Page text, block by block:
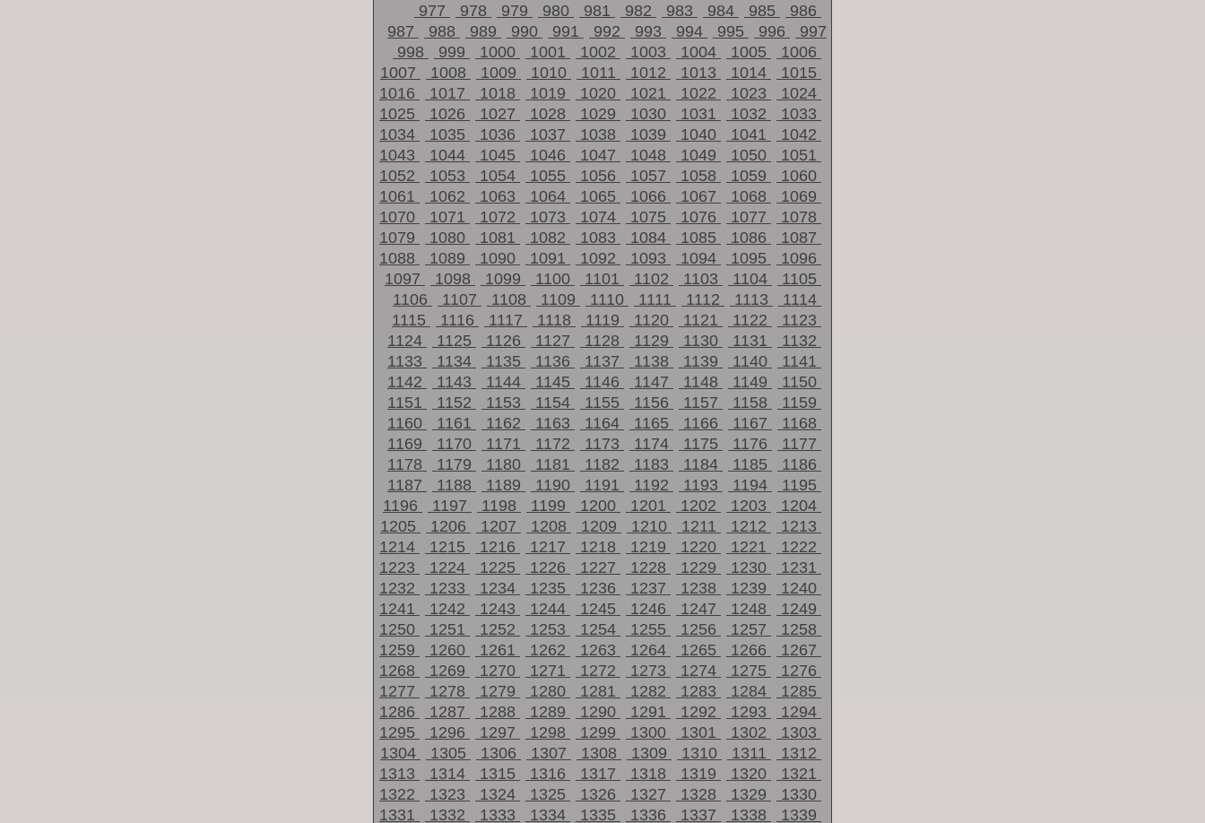
977
978 979 980 981 982 983 984 985
986
987
988 989 990 991 992 993 994 995 996
997
998
999 1000 1001 1002 1003 1004 1005
1006
1007
1008 1009 1010 1011 1012 1013 1014
1015
1016
1017 1018 1019 1020 1021 1022 1023
1024
1025
1026 1027 1028 1029 1030 1031 1032
1033
1034
1035 1036 1037 1038 1039 1040 1041
1042
1043
1044 1045 1046 1047 1048 1049 1050
1051
1052
1053 1054 1055 1056 1057 1058 1059
1060
1061
1062 1063 1064 1065 1066 1067 1068
1069
1070
1071 1072 1073 1074 1075 1076 1077
1078
1079
1080 1081 1082 1083 1084 1085 1086
1087
1088
1089 1090 1091 1092 1093 1094 1095
1096
1097
1098 1099 1100 1101 1102 1103 1104
1105
1106
1107 1108 1109 1110 1111 1112 1113
1114
1115
1116 1117 1118 1119 1120 1121 1122
1123
1124
1125 1126 1127 1128 1129 1130 1131
1132
1133
1134 1135 1136 1137 1138 1139 1140
1141
1142
1143 1144 1145 1146 1147 1148 1149
1150
1151
1152 1153 1154 1155 1156 1157 1158
1159
1160
1161 1162 1163 1164 1165 1166 1167
1168
1169
1170 1171 1172 1173 1174 1175 1176
1177
1178
1179 1180 1181 1182 1183 1184 1185
1186
1187
1188 1189 1190 1191 1192 1193 1194
1195
1196
1197 1198 1199 1200 1201 1202 1203
1204
1205
1206 1207 1208 1209 1210 1211 1212
1213
1214
1215 1216 1217 1218 1219 1220 1221
1222
1223
1224 1225 1226 1227 1228 1229 1230
1231
1232
1233 1234 1235 1236 1237 1238 1239
1240
1241
1242 1243 1244 1245 1246 1247 1248
1249
1250
1251 1252 1253 1254 1255 1256 1257
1258
1259
1260 1261 1262 1263 1264 1265 1266
1267
1268
1269 1270 1271 1272 1273 1274 1275
1276
1277
1278 1279 1280 1281 1282 1283 1284
1285
1286
1287 1288 1289 1290 1291 1292 1293
1294
1295
1296 1297 1298 1299 1300 1301 1302
1303
1304
1305 1306 1307 1308 1309 1310 1311
1312
1313
1314 1315 1316 1317 1318 1319 1320
1321
1322
1323 1324 1325 1326 1327 1328 1329
1330
1331
1332 1333 1334 1335 1336 1337 1338 1339